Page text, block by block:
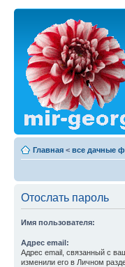
Главная < все дачные
Отослать пароль
Имя пользователя:
Адрес email:
Адрес email, связанный с
изменили его в Личном